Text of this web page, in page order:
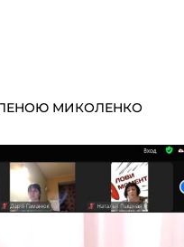
МИКОЛЕНКО